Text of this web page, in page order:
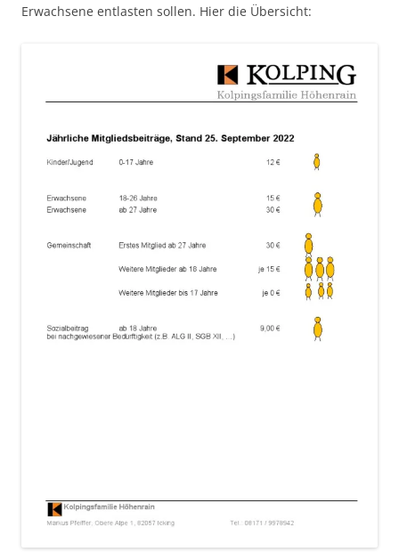
Erwachsene entlasten sollen. Hier die Übersicht: